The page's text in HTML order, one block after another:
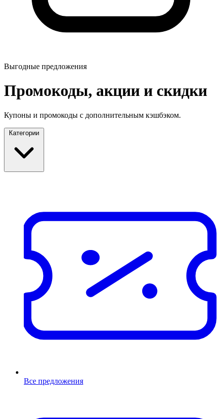
Выгодные предложения
Промокоды, акции и скидки
Купоны и промокоды с дополнительным кэшбэком.
Категории
Все предложения